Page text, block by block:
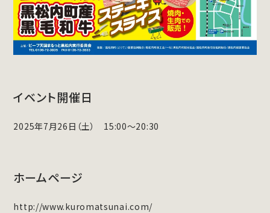
イベント開催日
2025年7月26日（土） 15:00～20:30
ホームページ
http://www.kuromatsunai.com/